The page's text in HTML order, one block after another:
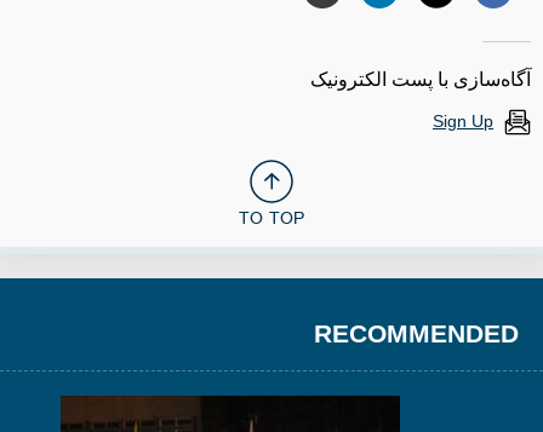
آگاه‌سازی با پست الکترونیک
Sign Up
TO TOP
RECOMMENDED